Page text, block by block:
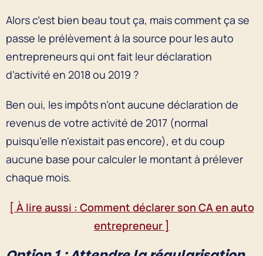
Alors c’est bien beau tout ça, mais comment ça se
passe le prélèvement à la source pour les auto
entrepreneurs qui ont fait leur déclaration
d’activité en 2018 ou 2019 ?
Ben oui, les impôts n’ont aucune déclaration de
revenus de votre activité de 2017 (normal
puisqu’elle n’existait pas encore), et du coup
aucune base pour calculer le montant à prélever
chaque mois.
[ À lire aussi : Comment déclarer son CA en auto
entrepreneur ]